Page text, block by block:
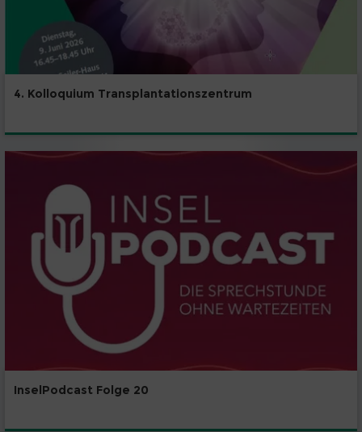
4. Kolloquium Transplantationszentrum
InselPodcast Folge 20